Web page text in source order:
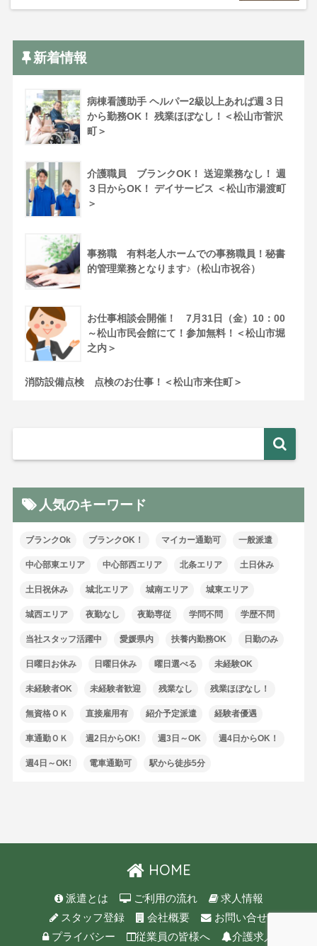
新着情報
病棟看護助手 ヘルパー2級以上あれば週３日
から勤務OK！ 残業ほぼなし！＜松山市菅沢
町＞
介護職員 ブランクOK！ 送迎業務なし！ 週
３日からOK！ デイサービス ＜松山市湯渡町
＞
事務職 有料老人ホームでの事務職員！秘書
的管理業務となります♪（松山市祝谷）
お仕事相談会開催！ 7月31日（金）10：00
～松山市民会館にて！参加無料！＜松山市堀
之内＞
消防設備点検 点検のお仕事！＜松山市来住町＞
人気のキーワード
ブランクOk ブランクOK！ マイカー通勤可 一般派遣
中心部東エリア 中心部西エリア 北条エリア 土日休み
土日祝休み 城北エリア 城南エリア 城東エリア
城西エリア 夜勤なし 夜勤専従 学問不問 学歴不問
当社スタッフ活躍中 愛媛県内 扶養内勤務OK 日勤のみ
日曜日お休み 日曜日休み 曜日選べる 未経験OK
未経験者OK 未経験者歓迎 残業なし 残業ほぼなし！
無資格ＯＫ 直接雇用有 紹介予定派遣 経験者優遇
車通勤ＯＫ 週2日からOK! 週3日～OK 週4日からOK！
週4日～OK! 電車通勤可 駅から徒歩5分
HOME
派遣とは ご利用の流れ
求人情報
スタッフ登録
会社概要
お問い合せ
プライバシー
従業員の皆様へ 介護求人